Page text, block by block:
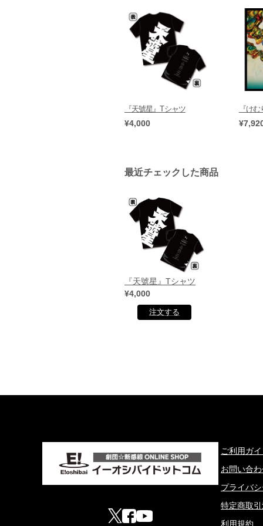
『天號星』Tシャツ
¥4,000
『け
最近チェックした商品
『天號星』Tシャツ
¥4,000
ご利用ガ
お問い合
プライバ
特定商取
利用規約